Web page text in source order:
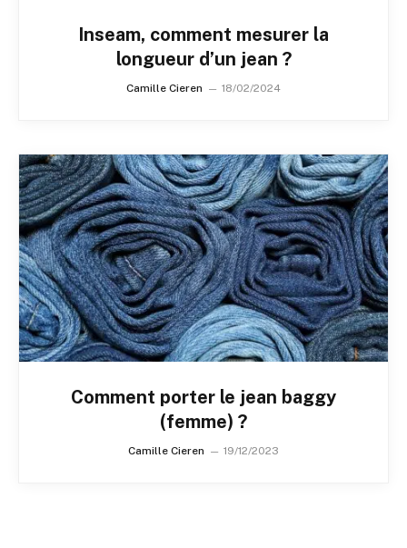
Inseam, comment mesurer la
longueur d’un jean ?
Camille Cieren 18/02/2024
Comment porter le jean baggy
(femme) ?
Camille Cieren 19/12/2023